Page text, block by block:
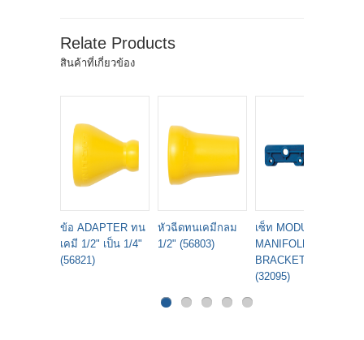
Relate Products
สินค้าที่เกี่ยวข้อง
ข้อ ADAPTER ทน
เคมี 1/2" เป็น 1/4"
(56821)
หัวฉีดทนเคมีกลม
1/2" (56803)
เซ็ท MODULAR
MANIFOLD
BRACKET 1/2"
(32095)